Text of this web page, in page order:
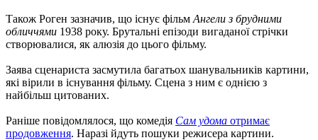
Також Роген зазначив, що існує фільм Ангели з брудними
обличчями 1938 року. Брутальні епізоди вигаданої стрічки
створювалися, як алюзія до цього фільму.
Заява сценариста засмутила багатьох шанувальників картини,
які вірили в існування фільму. Сцена з ним є однією з
найбільш цитованих.
Раніше повідомлялося, що комедія Сам удома отримає
продовження. Наразі йдуть пошуки режисера картини.